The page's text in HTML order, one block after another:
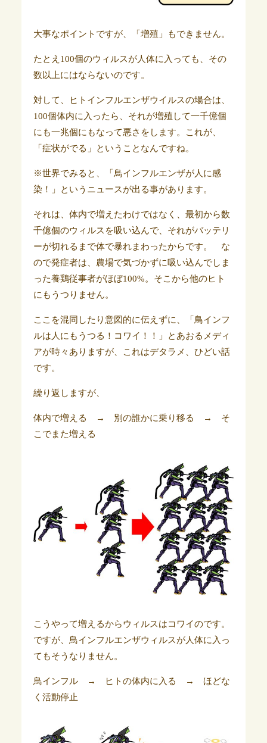
大事なポイントですが、「増殖」もできません。
たとえ100個のウィルスが人体に入っても、その
数以上にはならないのです。
対して、ヒトインフルエンザウイルスの場合は、
100個体内に入ったら、それが増殖して一千億個
にも一兆個にもなって悪さをします。これが、
「症状がでる」ということなんですね。
※世界でみると、「鳥インフルエンザが人に感
染！」というニュースが出る事があります。
それは、体内で増えたわけではなく、最初から数
千億個のウィルスを吸い込んで、それがバッテリ
ーが切れるまで体で暴れまわったからです。 な
ので発症者は、農場で気づかずに吸い込んでしま
った養鶏従事者がほぼ100%。そこから他のヒト
にもうつりません。
ここを混同したり意図的に伝えずに、「鳥インフ
ルは人にもうつる！コワイ！！」とあおるメディ
アが時々ありますが、これはデタラメ、ひどい話
です。
繰り返しますが、
体内で増える → 別の誰かに乗り移る → そ
こでまた増える
こうやって増えるからウィルスはコワイのです。
ですが、鳥インフルエンザウィルスが人体に入っ
てもそうなりません。
鳥インフル → ヒトの体内に入る → ほどな
く活動停止